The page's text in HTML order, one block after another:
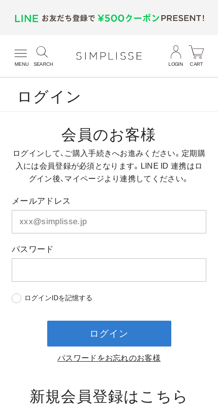
MENU SEARCH LOGIN CART
ログイン
会員のお客様
ログインして、ご購入手続きへお進みください。 定期購
入には会員登録が必須となります。 LINE ID 連携はロ
グイン後、マイページより連携してください。
メールアドレス
パスワード
ログインIDを記憶する
ログイン
パスワードをお忘れのお客様
新規会員登録はこちら